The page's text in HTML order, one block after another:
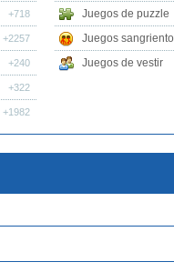
+718
+2257
+240
+322
+1982
Juegos de puzzle
Juegos
Juegos de vestir